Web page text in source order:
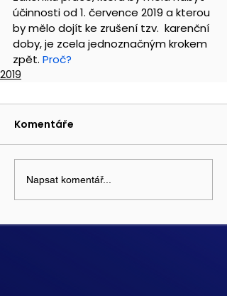
účinnosti od 1. července 2019 a kterou
by mělo dojít ke zrušení tzv.  karenční
doby, je zcela jednoznačným krokem
zpět. Proč?
2019
Komentáře
Napsat komentář...